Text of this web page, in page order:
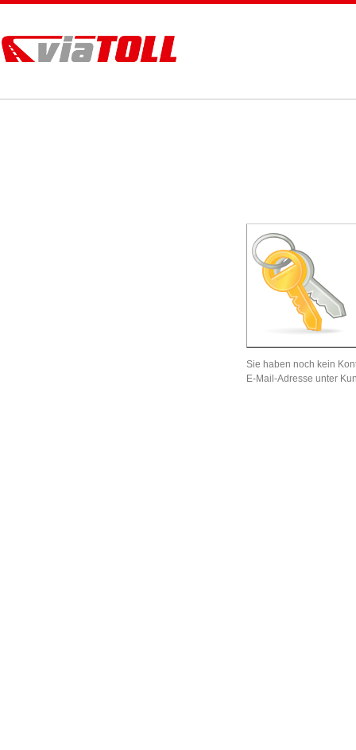
Sie haben noch kein
E-Mail-Adresse unter